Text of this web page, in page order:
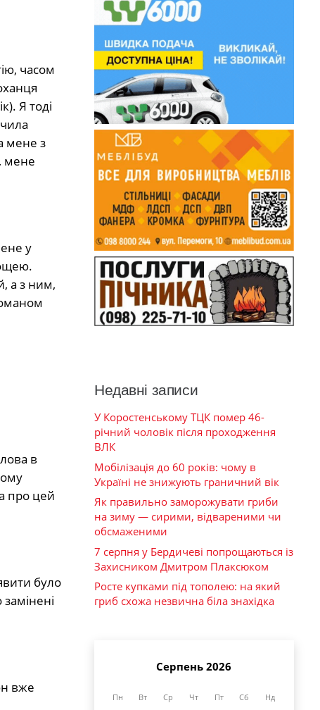
часом
Я тоді
мене з
мене
у
а з ним,
в
про цей
було
вже
Недавні записи
У Коростенському ТЦК помер 46-
річний чоловік після проходження
ВЛК
Мобілізація до 60 років: чому в
Україні не знижують граничний вік
Як правильно заморожувати гриби
на зиму — сирими, відвареними чи
обсмаженими
7 серпня у Бердичеві попрощаються із
Захисником Дмитром Плаксюком
Росте купками під тополею: на який
гриб схожа незвична біла знахідка
Серпень 2026
Пн Вт Ср Чт Пт Сб Нд